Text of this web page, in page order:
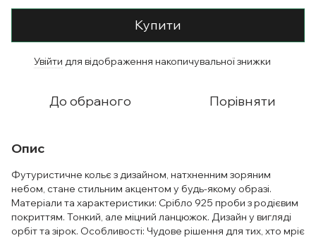
Купити
Увійти для відображення накопичувальної знижки
До обраного Порівняти
Опис
Футуристичне кольє з дизайном, натхненним зоряним
небом, стане стильним акцентом у будь-якому образі.
Матеріали та характеристики: Срібло 925 проби з родієвим
покриттям. Тонкий, але міцний ланцюжок. Дизайн у вигляді
орбіт та зірок. Особливості: Чудове рішення для тих, хто мріє